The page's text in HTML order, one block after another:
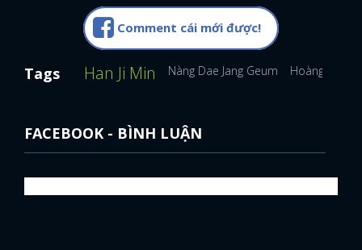
Comment cái mới được!
Tags Han Ji Min Nàng Dae Jang Geum Hoàng Tử
FACEBOOK - BÌNH LUẬN